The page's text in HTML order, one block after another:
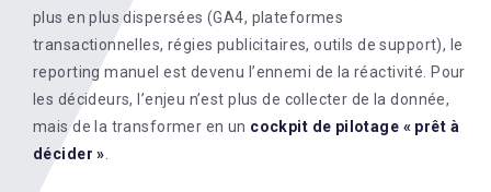
plus en plus dispersées (GA4, plateformes
transactionnelles, régies publicitaires, outils de support), le
reporting manuel est devenu l’ennemi de la réactivité. Pour
les décideurs, l’enjeu n’est plus de collecter de la donnée,
mais de la transformer en un cockpit de pilotage « prêt à
décider »